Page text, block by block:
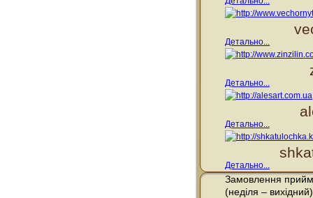
Детально...
Детально...
Детально...
Детально...
Замовлення
(неділя – вихідний)